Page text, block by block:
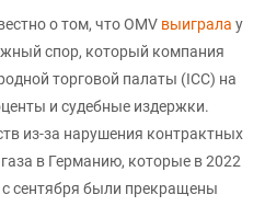
о том, что OMV выиграла у
спор, который компания
торговой палаты (ICC) на
и судебные издержки.
из-за нарушения контрактных
в Германию, которые в 2022
с сентября были прекращены